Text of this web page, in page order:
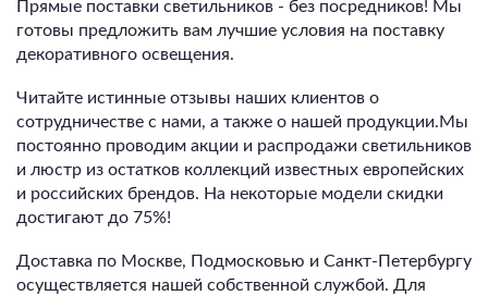
Прямые поставки светильников - без посредников! Мы
готовы предложить вам лучшие условия на поставку
декоративного освещения.
Читайте истинные отзывы наших клиентов о
сотрудничестве с нами, а также о нашей продукции.Мы
постоянно проводим акции и распродажи светильников
и люстр из остатков коллекций известных европейских
и российских брендов. На некоторые модели скидки
достигают до 75%!
Доставка по Москве, Подмосковью и Санкт-Петербургу
осуществляется нашей собственной службой. Для